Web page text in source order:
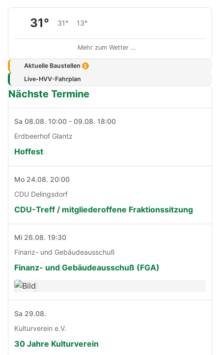
31° 31° 13°
Mehr zum Wetter …
Aktuelle Baustellen 3
Live-HVV-Fahrplan
Nächste Termine
Sa 08.08. 10:00 - 09.08. 18:00
Erdbeerhof Glantz
Hoffest
Mo 24.08. 20:00
CDU Delingsdorf
CDU-Treff / mitgliederoffene Fraktionssitzung
Mi 26.08. 19:30
Finanz- und Gebäudeausschuß
Finanz- und Gebäudeausschuß (FGA)
Sa 29.08.
Kulturverein e.V.
30 Jahre Kulturverein